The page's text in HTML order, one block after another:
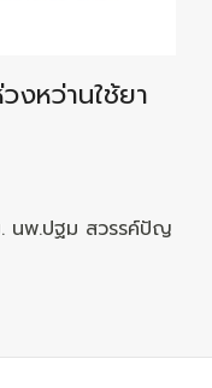
งหว่านใช้ยา
. นพ.ปฐม สวรรค์ปัญ